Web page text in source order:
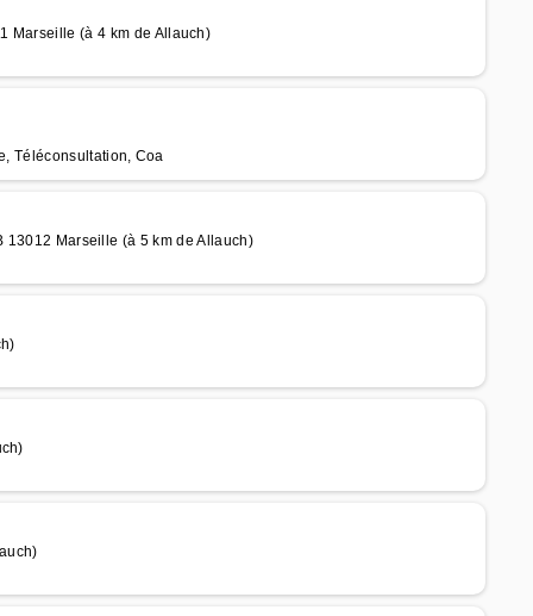
Marseille (à 4 km de Allauch)
Téléconsultation, Coa
13012 Marseille (à 5 km de Allauch)